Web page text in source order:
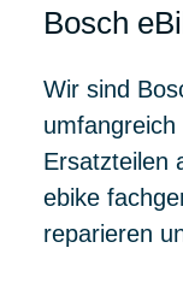
Bosch
Wir sind
Ersatzteilen
ebike
reparieren